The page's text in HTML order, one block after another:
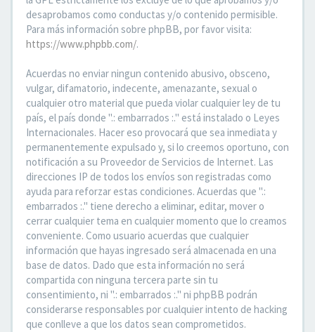
desaprobamos como conductas y/o contenido permisible.
Para más información sobre phpBB, por favor visita:
https://www.phpbb.com/.
Acuerdas no enviar ningun contenido abusivo, obsceno,
vulgar, difamatorio, indecente, amenazante, sexual o
cualquier otro material que pueda violar cualquier ley de tu
país, el país donde ".: embarrados :." está instalado o Leyes
Internacionales. Hacer eso provocará que sea inmediata y
permanentemente expulsado y, si lo creemos oportuno, con
notificación a su Proveedor de Servicios de Internet. Las
direcciones IP de todos los envíos son registradas como
ayuda para reforzar estas condiciones. Acuerdas que ".:
embarrados :." tiene derecho a eliminar, editar, mover o
cerrar cualquier tema en cualquier momento que lo creamos
conveniente. Como usuario acuerdas que cualquier
información que hayas ingresado será almacenada en una
base de datos. Dado que esta información no será
compartida con ninguna tercera parte sin tu
consentimiento, ni ".: embarrados :." ni phpBB podrán
considerarse responsables por cualquier intento de hacking
que conlleve a que los datos sean comprometidos.